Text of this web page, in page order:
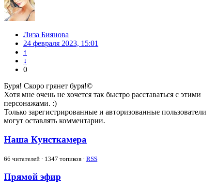
Лиза Биянова
24 февраля 2023, 15:01
↑
↓
0
Буря! Скоро грянет буря!©
Хотя мне очень не хочется так быстро расставаться с этими
персонажами. :)
Только зарегистрированные и авторизованные пользователи
могут оставлять комментарии.
Наша Кунсткамера
66 читателей · 1347 топиков · RSS
Прямой эфир